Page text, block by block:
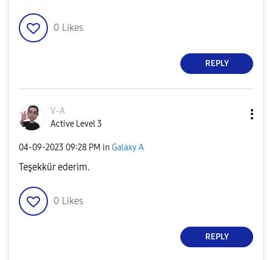
0 Likes
REPLY
V-A
Active Level 3
‎04-09-2023 09:28 PM in Galaxy A
Teşekkür ederim.
0 Likes
REPLY